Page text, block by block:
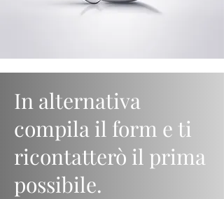
In alternativa
compila il form e ti
ricontatterò il prima
possibile.